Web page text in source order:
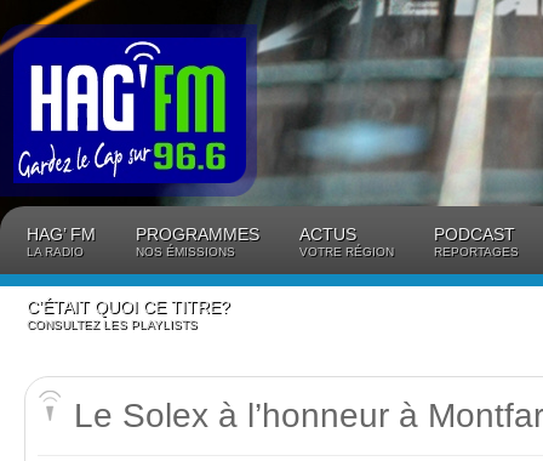
HAG’ FM
LA RADIO
PROGRAMMES
NOS ÉMISSIONS
ACTUS
VOTRE RÉGION
PODCAST
REPORTAGES
C’ÉTAIT QUOI CE TITRE?
CONSULTEZ LES PLAYLISTS
Le Solex à l’honneur à
Panneau de gestion des cookies